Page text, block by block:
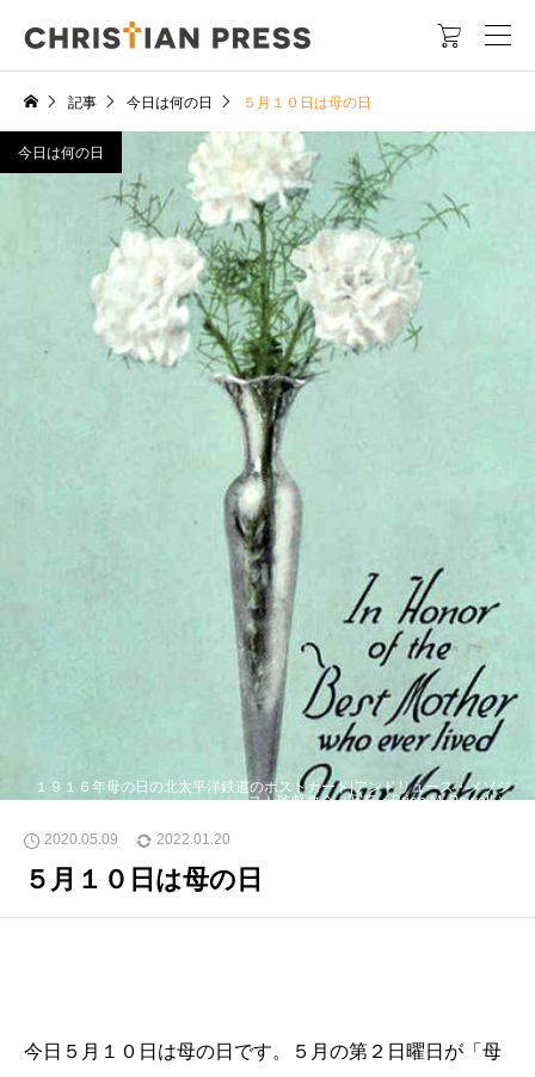

記事 今日は何の日 ５月１０日は母の日
１９１６年母の日の北太平洋鉄道のポストカード|アンドリュース・メソジ
スト監督教会（写真：Brian M. Powell ）
今日は何の日
2020.05.09 2022.01.20
５月１０日は母の日
今日５月１０日は母の日です。５月の第２日曜日が「母